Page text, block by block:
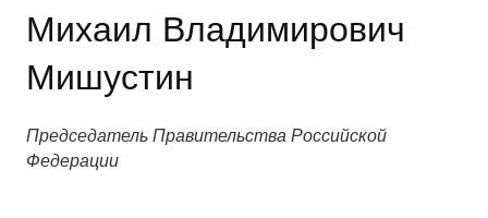
Михаил Владимирович
Мишустин
Председатель Правительства Российской
Федерации